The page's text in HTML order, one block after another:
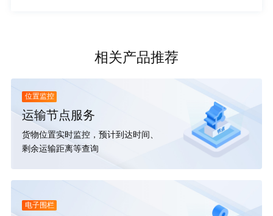
相关产品推荐
位置监控
运输节点服务
货物位置实时监控，预计到达时间、
剩余运输距离等查询
电子围栏